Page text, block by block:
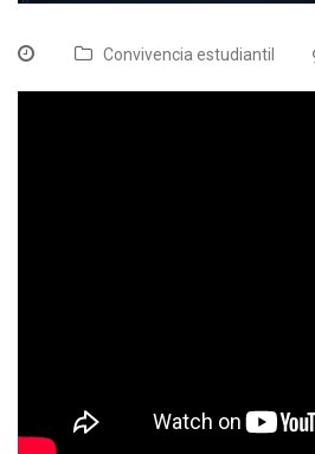
Convivencia estudiantil